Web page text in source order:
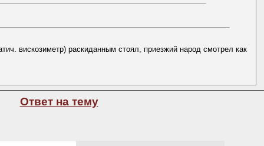
вискозиметр) раскиданным стоял, приезжий народ смотрел как
Ответ на тему